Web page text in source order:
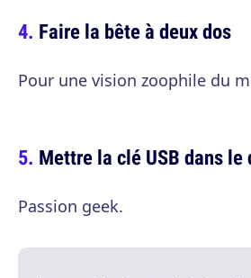
Faire la bête à deux dos
Pour une vision zoophile du
Mettre la clé USB dans le
Passion geek.